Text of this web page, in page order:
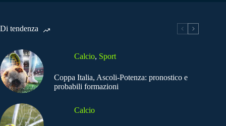
Di tendenza
Calcio, Sport
Coppa Italia, Ascoli-Potenza: pronostico e
probabili formazioni
Calcio